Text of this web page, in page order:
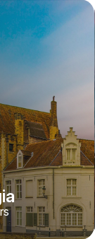
Od 750€ / dzień